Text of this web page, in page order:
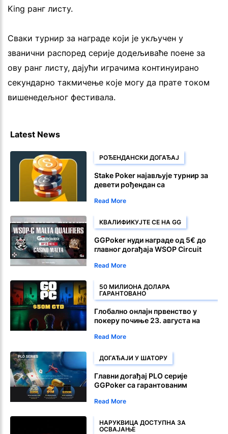
King ранг листу.
Сваки турнир за награде који је укључен у
званични распоред серије додељиваће поене за
ову ранг листу, дајући играчима континуирано
секундарно такмичење које могу да прате током
вишенедељног фестивала.
Latest News
РОЂЕНДАНСКИ ДОГАЂАЈ
Stake Poker најављује турнир за
девети рођендан са
Read More
КВАЛИФИКУЈТЕ СЕ НА GG
GGPoker нуди награде од 5€ до
главног догађаја WSOP Circuit
1.500€
Read More
50 МИЛИОНА ДОЛАРА
ГАРАНТОВАНО
Глобално онлајн првенство у
покеру почиње 23. августа на
Read More
ДОГАЂАЈИ У ШАТОРУ
Главни догађај PLO серије
GGPoker са гарантованим
августа
Read More
НАРУКВИЦА ДОСТУПНА ЗА
ОСВАЈАЊЕ